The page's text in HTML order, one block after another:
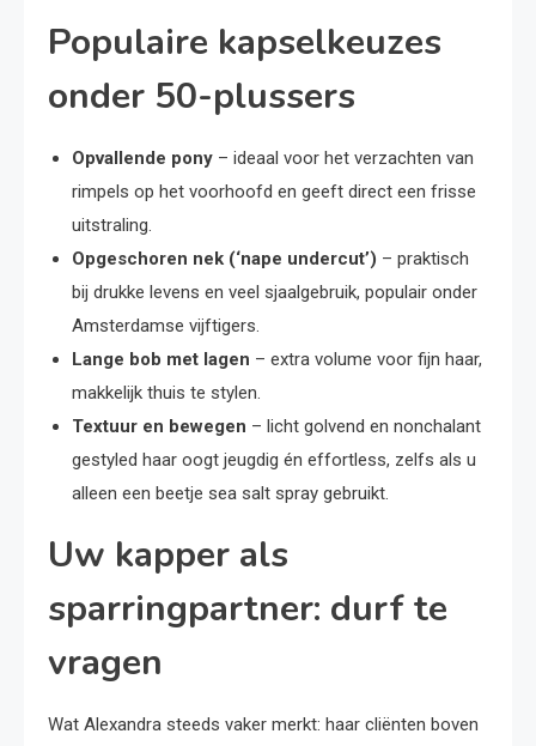
Populaire kapselkeuzes
onder 50-plussers
Opvallende pony – ideaal voor het verzachten van
rimpels op het voorhoofd en geeft direct een frisse
uitstraling.
Opgeschoren nek (‘nape undercut’) – praktisch
bij drukke levens en veel sjaalgebruik, populair onder
Amsterdamse vijftigers.
Lange bob met lagen – extra volume voor fijn haar,
makkelijk thuis te stylen.
Textuur en bewegen – licht golvend en nonchalant
gestyled haar oogt jeugdig én effortless, zelfs als u
alleen een beetje sea salt spray gebruikt.
Uw kapper als
sparringpartner: durf te
vragen
Wat Alexandra steeds vaker merkt: haar cliënten boven